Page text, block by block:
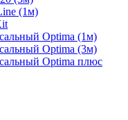
(1м)
Optima (1м)
Optima (3м)
Optima плюс